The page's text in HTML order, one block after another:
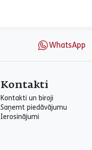
WhatsApp
Kontakti
Kontakti un biroji
Saņemt piedāvājumu
Ierosinājumi